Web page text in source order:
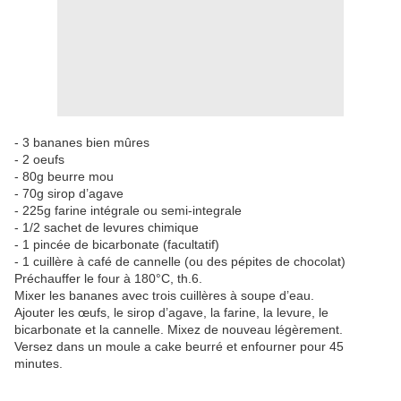
- 3 bananes bien mûres
- 2 oeufs
- 80g beurre mou
- 70g sirop d’agave
- 225g farine intégrale ou semi-integrale
- 1/2 sachet de levures chimique
- 1 pincée de bicarbonate (facultatif)
- 1 cuillère à café de cannelle (ou des pépites de chocolat)
Préchauffer le four à 180°C, th.6.
Mixer les bananes avec trois cuillères à soupe d’eau.
Ajouter les œufs, le sirop d’agave, la farine, la levure, le
bicarbonate et la cannelle. Mixez de nouveau légèrement.
Versez dans un moule a cake beurré et enfourner pour 45
minutes.